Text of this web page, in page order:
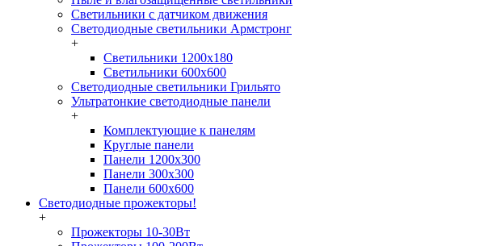
Светильники с датчиком движения
Светодиодные светильники Армстронг
+
Светильники 1200х180
Светильники 600х600
Светодиодные светильники Грильято
Ультратонкие светодиодные панели
+
Комплектующие к панелям
Круглые панели
Панели 1200х300
Панели 300х300
Панели 600х600
Светодиодные прожекторы!
+
Прожекторы 10-30Вт